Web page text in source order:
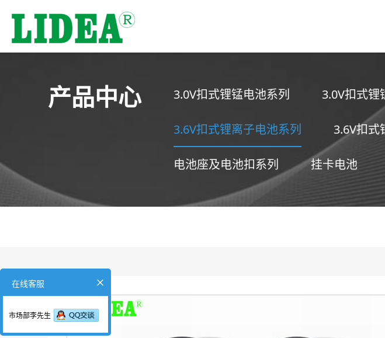
产品中心 3.0V扣式锂锰电池系列 3.0V扣式锂
3.6V扣式锂离子电池系列 3.6V扣式
电池座及电池扣系列 挂卡电池
在线客服
市场部李先生